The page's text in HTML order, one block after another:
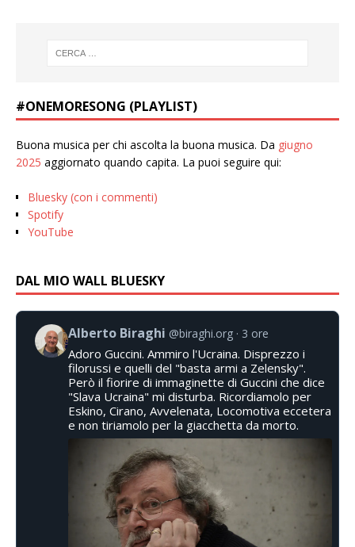
#ONEMORESONG (PLAYLIST)
Buona musica per chi ascolta la buona musica. Da giugno
2025 aggiornato quando capita. La puoi seguire qui:
Bluesky (con i commenti)
Spotify
YouTube
DAL MIO WALL BLUESKY
Alberto Biraghi @biraghi.org 3 ore
Adoro Guccini. Ammiro l'Ucraina. Disprezzo i
filorussi e quelli del "basta armi a Zelensky".
Però il fiorire di immaginette di Guccini che dice
"Slava Ucraina" mi disturba. Ricordiamolo per
Eskino, Cirano, Avvelenata, Locomotiva eccetera
e non tiriamolo per la giacchetta da morto.